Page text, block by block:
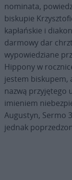
nominata,
biskupie
kapłańskie i
darmowy dar
wypowiedziane
Hippony w
jestem biskupem,
nazwą przyjętego
imieniem
Augustyn, Sermo
jednak